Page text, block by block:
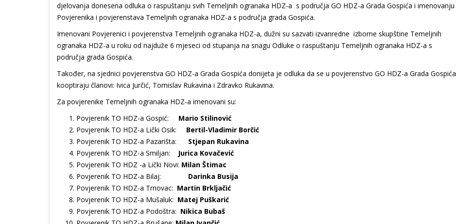
djelovanja donesena odluka o raspuštanju svih Temeljnih ogranaka HDZ-a s područja GO HDZ-a Grada Gospića i imenovanju
Povjerenika i povjerenstava Temeljnih ogranaka HDZ-a s područja grada Gospića.
Imenovani Povjerenici i povjerenstva Temeljnih ogranaka HDZ-a, dužni su sazvati izvanredne izborne skupštine Temeljnih
ogranaka HDZ-a u roku od najduže 6 mjeseci od stupanja na snagu Odluke o raspuštanju Temeljnih ogranaka HDZ-a s
područja grada Gospića.
Također, na sjednici povjerenstva GO HDZ-a Grada Gospića donijeta je odluka da se u povjerenstvo GO HDZ-a Grada Gospića
kooptiraju članovi: Ivica Jurčić, Tomislav Rukavina i Zdravko Rukavina.
Za povjerenike Temeljnih ogranaka HDZ-a imenovani su:
Povjerenik TO HDZ-a Gospić: Mario Stilinović
Povjerenik TO HDZ-a Lički Osik: Bertil-Vladimir Borčić
Povjerenik TO HDZ-a Pazarišta: Stjepan Rukavina
Povjerenik TO HDZ-a Smiljan:
Jurica Kovačević
Povjerenik TO HDZ -a Lički Novi: Milan Štimac
Povjerenik TO HDZ-a Bilaj: Darinka Busija
Povjerenik TO HDZ-a Trnovac: Martin Brkljačić
Povjerenik TO HDZ-a Mušaluk: Matej Puškarić
Povjerenik TO HDZ-a Podoštra: Nikica Bubaš